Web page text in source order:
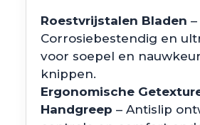
Roestvrijstalen Bladen –
Corrosiebestendig en
voor soepel en
knippen.
Ergonomische
Handgreep – Antislip